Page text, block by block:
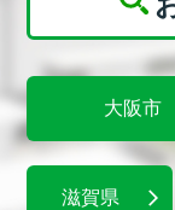
大阪市
滋賀県